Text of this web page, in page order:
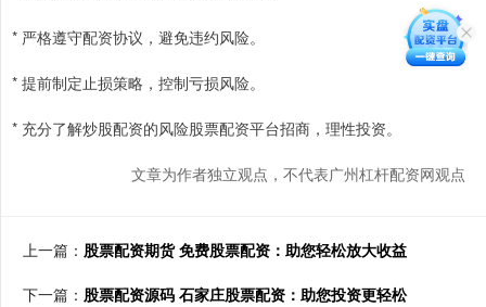
* 严格遵守配资协议，避免违约风险。
* 提前制定止损策略，控制亏损风险。
* 充分了解炒股配资的风险股票配资平台招商，理性投资。
文章为作者独立观点，不代表广州杠杆配资网观点
上一篇： 股票配资期货 免费股票配资：助您轻松放大收益
下一篇： 股票配资源码 石家庄股票配资：助您投资更轻松